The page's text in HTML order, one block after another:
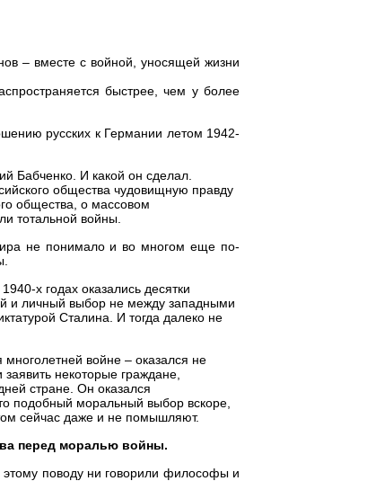
– вместе с войной, уносящей жизни
быстрее, чем у более
русских к Германии летом 1942-
Бабченко. И какой он сделал.
общества чудовищную правду
общества, о массовом
тотальной войны.
не понимало и во многом еще по-
х годах оказались десятки
и личный выбор не между западными
Сталина. И тогда далеко не
войне – оказался не
некоторые граждане,
стране. Он оказался
подобный моральный выбор вскоре,
сейчас даже и не помышляют.
перед моралью войны.
поводу ни говорили философы и